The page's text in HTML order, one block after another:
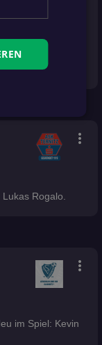
more_vert
Rogalo.
more_vert
im Spiel: Kevin